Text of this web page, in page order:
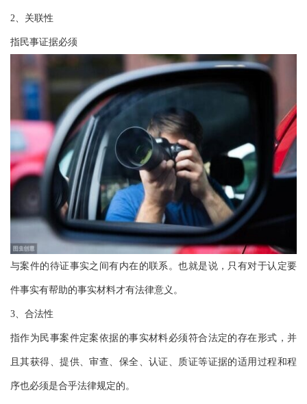
2、关联性
指民事证据必须
与案件的待证事实之间有内在的联系。也就是说，只有对于认定要
件事实有帮助的事实材料才有法律意义。
3、合法性
指作为民事案件定案依据的事实材料必须符合法定的存在形式，并
且其获得、提供、审查、保全、认证、质证等证据的适用过程和程
序也必须是合乎法律规定的。